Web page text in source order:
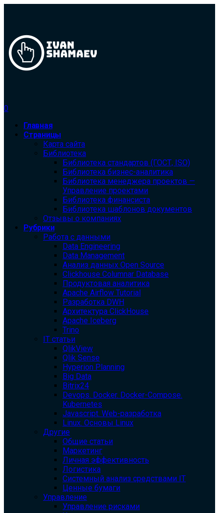
0
Главная
Страницы
Карта сайта
Библиотека
Библиотека cтандартов (ГОСТ, ISO)
Библиотека бизнес-аналитика
Библиотека менеджера проектов —
Управление проектами
Библиотека финансиста
Библиотека шаблонов документов
Отзывы о компаниях
Рубрики
Работа с данными
Data Engineering
Data Management
Анализ данных Open Source
Clickhouse Columnar Database
Продуктовая аналитика
Apache Airflow Tutorial
Разработка DWH
Архитектура ClickHouse
Apache Iceberg
Trino
IT статьи
QlikView
Qlik Sense
Hyperion Planning
Big Data
Bitrix24
Devops. Docker. Docker-Compose.
Kubernetes
Javascript. Web-разработка
Linux. Основы Linux
Другие
Общие статьи
Маркетинг
Личная эффективность
Логистика
Системный анализ средствами IT
Ценные бумаги
Управление
Управление рисками